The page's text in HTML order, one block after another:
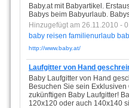
Baby.at mit Babyartikel.
Babys beim Babyurlaub.
Hinzugefügt am 26.11.2010 -
baby reisen familienurlaub
http://www.baby.at/
Laufgitter von Hand
Baby Laufgitter von Hand
Besuchen Sie sein
zukünftigen Baby Laufgitter!
120x120 oder auch 140x140